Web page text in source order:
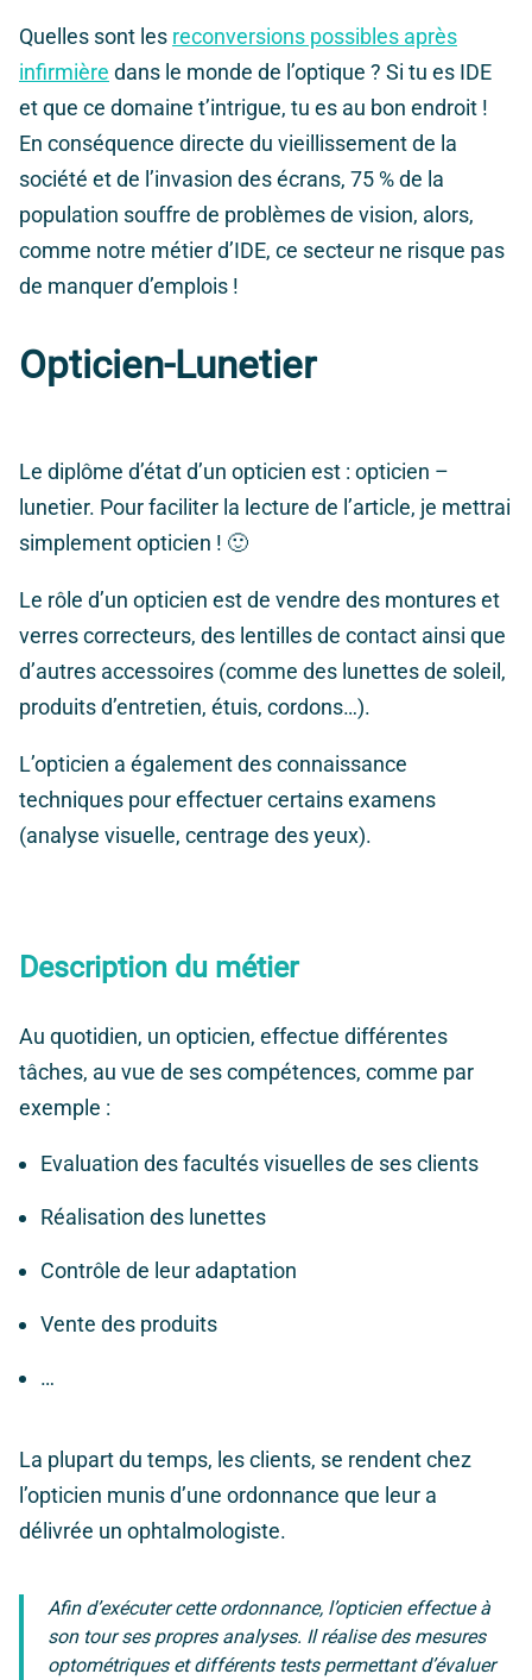
Quelles sont les reconversions possibles après
infirmière dans le monde de l’optique ? Si tu es IDE
et que ce domaine t’intrigue, tu es au bon endroit !
En conséquence directe du vieillissement de la
société et de l’invasion des écrans, 75 % de la
population souffre de problèmes de vision, alors,
comme notre métier d’IDE, ce secteur ne risque pas
de manquer d’emplois !
Opticien-Lunetier
Le diplôme d’état d’un opticien est : opticien –
lunetier. Pour faciliter la lecture de l’article, je mettrai
simplement opticien ! 🙂
Le rôle d’un opticien est de vendre des montures et
verres correcteurs, des lentilles de contact ainsi que
d’autres accessoires (comme des lunettes de soleil,
produits d’entretien, étuis, cordons…).
L’opticien a également des connaissance
techniques pour effectuer certains examens
(analyse visuelle, centrage des yeux).
Description du métier
Au quotidien, un opticien, effectue différentes
tâches, au vue de ses compétences, comme par
exemple :
Evaluation des facultés visuelles de ses clients
Réalisation des lunettes
Contrôle de leur adaptation
Vente des produits
…
La plupart du temps, les clients, se rendent chez
l’opticien munis d’une ordonnance que leur a
délivrée un ophtalmologiste.
Afin d’exécuter cette ordonnance, l’opticien effectue à
son tour ses propres analyses. Il réalise des mesures
optométriques et différents tests permettant d’évaluer